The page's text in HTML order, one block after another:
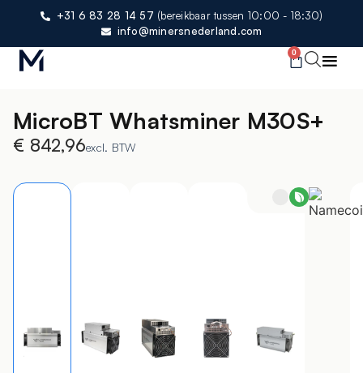
+31 6 83 28 14 57 (bereikbaar tussen 10:00 - 18:30)
info@minersnederland.com
0
MicroBT Whatsminer M30S+
€ 842,96excl. BTW